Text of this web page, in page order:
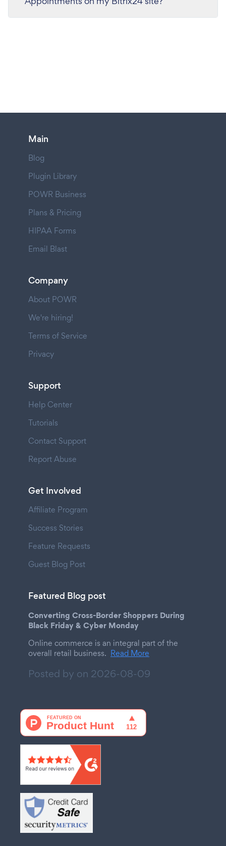
Main
Blog
Plugin Library
POWR Business
Plans & Pricing
HIPAA Forms
Email Blast
Company
About POWR
We're hiring!
Terms of Service
Privacy
Support
Help Center
Tutorials
Contact Support
Report Abuse
Get Involved
Affiliate Program
Success Stories
Feature Requests
Guest Blog Post
Featured Blog post
Converting Cross-Border Shoppers During
Black Friday & Cyber Monday
Online commerce is an integral part of the
overall retail business. Read More
Posted by on 2026-08-09